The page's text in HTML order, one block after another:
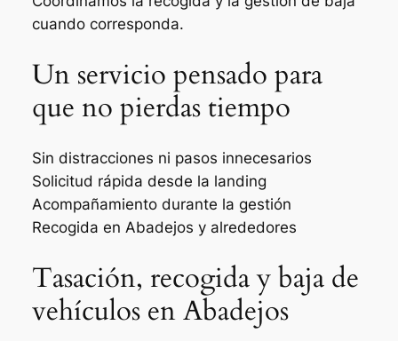
cuando corresponda.
Un servicio pensado para
que no pierdas tiempo
Sin distracciones ni pasos innecesarios
Solicitud rápida desde la landing
Acompañamiento durante la gestión
Recogida en Abadejos y alrededores
Tasación, recogida y baja de
vehículos en Abadejos